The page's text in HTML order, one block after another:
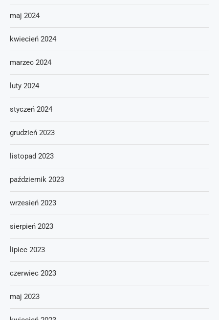
maj 2024
kwiecień 2024
marzec 2024
luty 2024
styczeń 2024
grudzień 2023
listopad 2023
październik 2023
wrzesień 2023
sierpień 2023
lipiec 2023
czerwiec 2023
maj 2023